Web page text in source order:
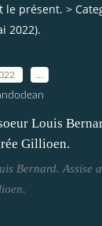
le présent. >
2022).
Bernard.